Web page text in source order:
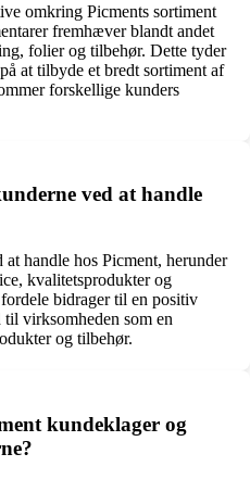
omkring Picments sortiment
fremhæver blandt andet
folier og tilbehør. Dette tyder
at tilbyde et bredt sortiment af
forskellige kunders
ved at handle
handle hos Picment, herunder
kvalitetsprodukter og
bidrager til en positiv
virksomheden som en
og tilbehør.
kundeklager og